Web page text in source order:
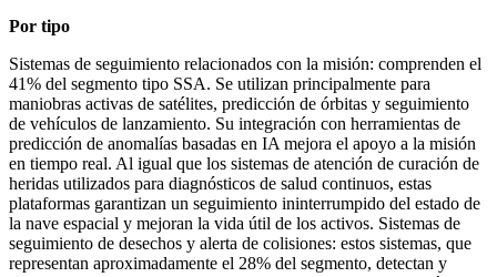
Por tipo
Sistemas de seguimiento relacionados con la misión: comprenden el
41% del segmento tipo SSA. Se utilizan principalmente para
maniobras activas de satélites, predicción de órbitas y seguimiento
de vehículos de lanzamiento. Su integración con herramientas de
predicción de anomalías basadas en IA mejora el apoyo a la misión
en tiempo real. Al igual que los sistemas de atención de curación de
heridas utilizados para diagnósticos de salud continuos, estas
plataformas garantizan un seguimiento ininterrumpido del estado de
la nave espacial y mejoran la vida útil de los activos. Sistemas de
seguimiento de desechos y alerta de colisiones: estos sistemas, que
representan aproximadamente el 28% del segmento, detectan y